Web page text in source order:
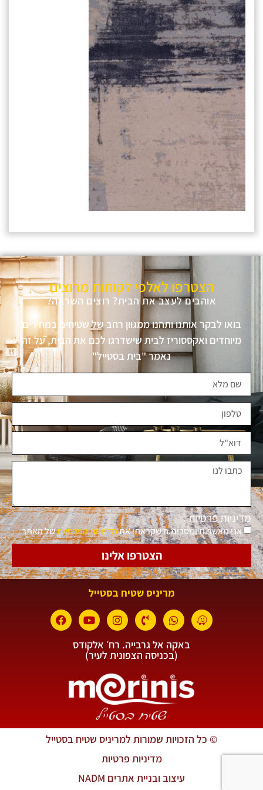
הצטרפו לאלפי לקוחות מרוצים
אוהבים לעצב את הבית? רוצים השראה?
בואו לבקר אותנו ותהנו ממגוון רחב של שטיחים במחירים
מיוחדים ואקססוריז לבית שישדרגו לכם את הבית, על זה
נאמר "בית בסטייל"
מדיניות פרטיות
אני מאשר.ת ומסכימ.ה שקראתי אתמדיניות הפרטיותשל האתר
הצטרפו אלינו
מריניס שטיח בסטייל
באקה אל גרבייה. רח׳ אלקודס
(בכניסה הצפונית לעיר)
עיצוב ובניית אתרים NADM
מדיניות פרטיות
© כל הזכויות שמורות למריניס שטיח בסטייל